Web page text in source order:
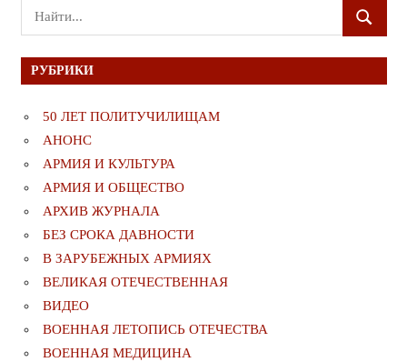
Поиск
для:
ПОИСК
РУБРИКИ
50 ЛЕТ ПОЛИТУЧИЛИЩАМ
АНОНС
АРМИЯ И КУЛЬТУРА
АРМИЯ И ОБЩЕСТВО
АРХИВ ЖУРНАЛА
БЕЗ СРОКА ДАВНОСТИ
В ЗАРУБЕЖНЫХ АРМИЯХ
ВЕЛИКАЯ ОТЕЧЕСТВЕННАЯ
ВИДЕО
ВОЕННАЯ ЛЕТОПИСЬ ОТЕЧЕСТВА
ВОЕННАЯ МЕДИЦИНА